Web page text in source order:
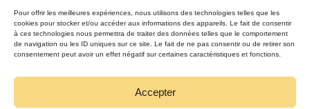
Pour offrir les meilleures expériences, nous utilisons des technologies telles que les
cookies pour stocker et/ou accéder aux informations des appareils. Le fait de consentir
à ces technologies nous permettra de traiter des données telles que le comportement
de navigation ou les ID uniques sur ce site. Le fait de ne pas consentir ou de retirer son
consentement peut avoir un effet négatif sur certaines caractéristiques et fonctions.
Accepter
REJOIGNEZ-NOUS
SUR FACEBOOK